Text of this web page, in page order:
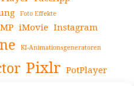
Foto Effekte
iMovie Instagram
KI-Animationsgeneratoren
Pixlr PotPlayer